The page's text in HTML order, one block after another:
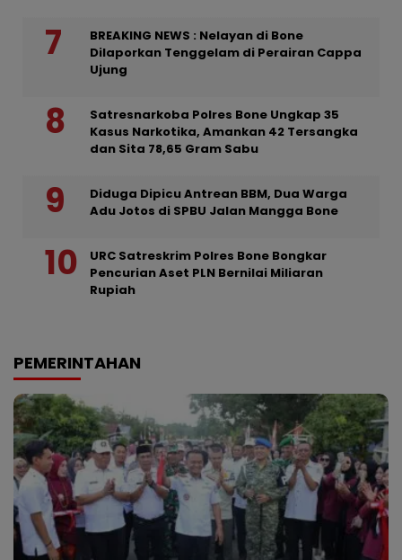
BREAKING NEWS : Nelayan di Bone
Dilaporkan Tenggelam di Perairan Cappa
Ujung
Satresnarkoba Polres Bone Ungkap 35
Kasus Narkotika, Amankan 42 Tersangka
dan Sita 78,65 Gram Sabu
Diduga Dipicu Antrean BBM, Dua Warga
Adu Jotos di SPBU Jalan Mangga Bone
URC Satreskrim Polres Bone Bongkar
Pencurian Aset PLN Bernilai Miliaran
Rupiah
PEMERINTAHAN